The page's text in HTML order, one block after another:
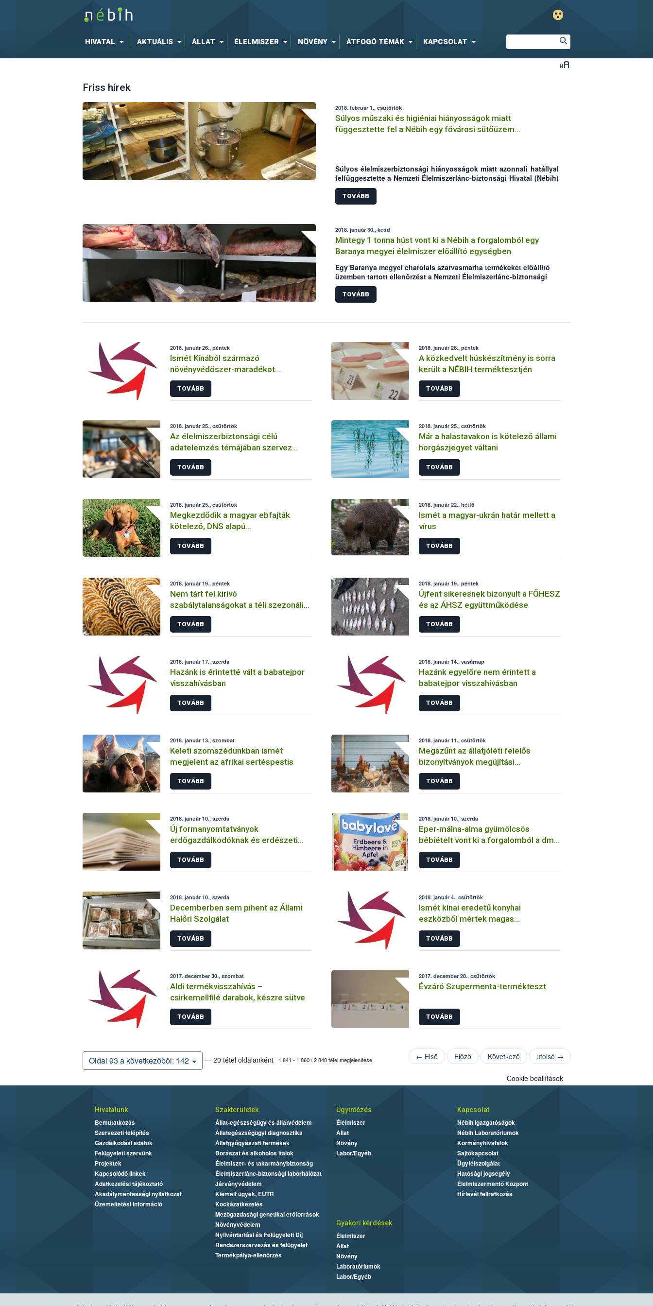
HIVATAL AKTUÁLIS ÁLLAT ÉLELMISZER NÖVÉNY ÁTFOGÓ TÉMÁK KAPCSOLAT
Friss hírek
2018. február 1., csütörtök
Súlyos műszaki és higiéniai hiányosságok miatt
függesztette fel a Nébih egy fővárosi sütőüzem
Súlyos élelmiszerbiztonsági hiányosságok miatt azonnali hatállyal
felfüggesztette a Nemzeti Élelmiszerlánc-biztonsági Hivatal (Nébih)
egy budapesti finom pékáru és cukrászati termék előállító üzem
működését. A hatósági szakemberek több mint 580 kg élelmiszert
vontak ki a forgalomból azok lejárt minőségmegőrzési ideje és
forgalomban lévő késztermékek visszahívását is elrendelte.
TOVÁBB
2018. január 30., kedd
Mintegy 1 tonna húst vont ki a Nébih a forgalomból egy
Baranya megyei élelmiszer előállító egységben
Egy Baranya megyei charolais szarvasmarha termékeket előállító
üzemben tartott ellenőrzést a Nemzeti Élelmiszerlánc-biztonsági
Hivatal (Nébih). A hatóság kb. 1 tonna hús forgalomba hozatalát
tiltotta meg, valamint elrendelte annak megsemmisítését.
TOVÁBB
2018. január 26., péntek
Ismét Kínából származó
növényvédőszer-maradékot
tartalmazó, szárított goji bogyó
kerülhetett a magyar boltok polcaira
TOVÁBB
2018. január 26., péntek
A közkedvelt húskészítmény is sorra
került a NÉBIH terméktesztjén
TOVÁBB
2018. január 25., csütörtök
Az élelmiszerbiztonsági célú
adatelemzés témájában szervez
konferenciát a Nébih
TOVÁBB
2018. január 25., csütörtök
Már a halastavakon is kötelező állami
horgászjegyet váltani
TOVÁBB
2018. január 25., csütörtök
Megkezdődik a magyar ebfajták
kötelező, DNS alapú
származásellenőrzése
TOVÁBB
2018. január 22., hétfő
Ismét a magyar-ukrán határ mellett a
vírus
TOVÁBB
2018. január 19., péntek
Nem tárt fel kirívó
szabálytalanságokat a téli szezonális
élelmiszerlánc-ellenőrzés 2017-ben
TOVÁBB
2018. január 19., péntek
Újfent sikeresnek bizonyult a FŐHESZ
és az ÁHSZ együttműködése
TOVÁBB
2018. január 17., szerda
Hazánk is érintetté vált a babatejpor
visszahívásban
TOVÁBB
2018. január 14., vasárnap
Hazánk egyelőre nem érintett a
babatejpor visszahívásban
TOVÁBB
2018. január 13., szombat
Keleti szomszédunkban ismét
megjelent az afrikai sertéspestis
TOVÁBB
2018. január 11., csütörtök
Megszűnt az állatjóléti felelős
bizonyítványok megújítási
kötelezettsége
TOVÁBB
2018. január 10., szerda
Új formanyomtatványok
erdőgazdálkodóknak és erdészeti
szakszemélyzetnek
TOVÁBB
2018. január 10., szerda
Eper-málna-alma gyümölcsös
bébiételt vont ki a forgalomból a dm
üzletlánc
TOVÁBB
2018. január 10., szerda
Decemberben sem pihent az Állami
Halőri Szolgálat
TOVÁBB
2018. január 4., csütörtök
Ismét kínai eredetű konyhai
eszközből mértek magas
formaldehid-kioldódást
TOVÁBB
2017. december 30., szombat
Aldi termékvisszahívás –
csirkemellfilé darabok, készre sütve
TOVÁBB
2017. december 28., csütörtök
Évzáró Szupermenta-termékteszt
TOVÁBB
Oldal 93 a következőből: 142 — 20 tétel oldalanként 1 841 - 1 860 / 2 840 tétel megjelenítése. ← Első Előző Következő utolsó →
Cookie beállítások
Hivatalunk
Bemutatkozás
Szervezeti felépítés
Gazdálkodási adatok
Felügyeleti szervünk
Projektek
Kapcsolódó linkek
Adatkezelési tájékoztató
Akadálymentességi nyilatkozat
Üzemeltetési információ
Szakterületek
Állat-egészségügy és állatvédelem
Állategészségügyi diagnosztika
Állatgyógyászati termékek
Borászat és alkoholos italok
Élelmiszer- és takarmánybiztonság
Élelmiszerlánc-biztonsági laborhálózat
Járványvédelem
Kiemelt ügyek, EUTR
Kockázatkezelés
Mezőgazdasági genetikai erőforrások
Növényvédelem
Nyilvántartási és Felügyeleti Díj
Rendszerszervezés és felügyelet
Termékpálya-ellenőrzés
Ügyintézés
Élelmiszer
Állat
Növény
Labor/Egyéb
Kapcsolat
Nébih Igazgatóságok
Nébih Laboratóriumok
Kormányhivatalok
Sajtókapcsolat
Ügyfélszolgálat
Hatósági jogsegély
Élelmiszermentő Központ
Hírlevél feliratkozás
Gyakori kérdések
Élelmiszer
Állat
Növény
Laboratóriumok
Labor/Egyéb